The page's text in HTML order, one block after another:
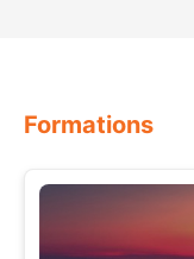
Formations